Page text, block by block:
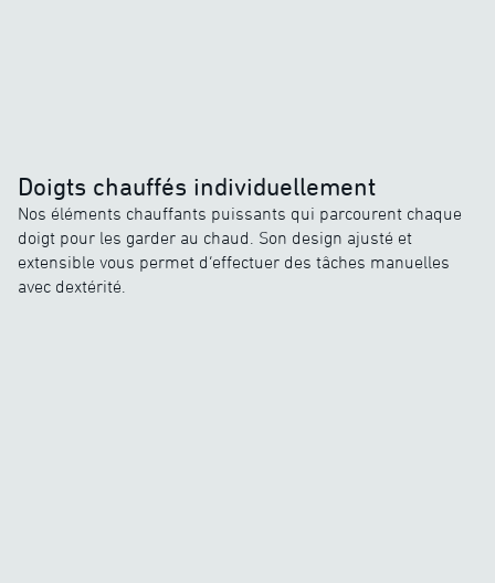
Doigts chauffés individuellement
Nos éléments chauffants puissants qui parcourent chaque
doigt pour les garder au chaud. Son design ajusté et
extensible vous permet d’effectuer des tâches manuelles
avec dextérité.